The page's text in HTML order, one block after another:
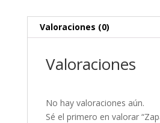
Valoraciones (0)
Valoraciones
No hay valoraciones aún.
Sé el primero en valorar